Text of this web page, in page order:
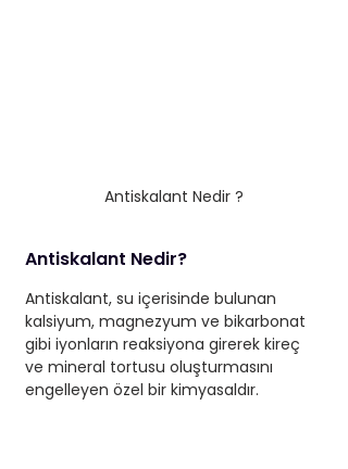
Antiskalant Nedir ?
Antiskalant Nedir?
Antiskalant, su içerisinde bulunan
kalsiyum, magnezyum ve bikarbonat
gibi iyonların reaksiyona girerek kireç
ve mineral tortusu oluşturmasını
engelleyen özel bir kimyasaldır.